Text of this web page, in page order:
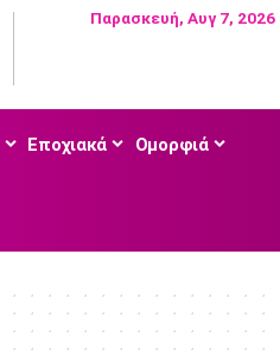
Παρασκευή, Αυγ 7, 2026
Εποχιακά Ομορφιά